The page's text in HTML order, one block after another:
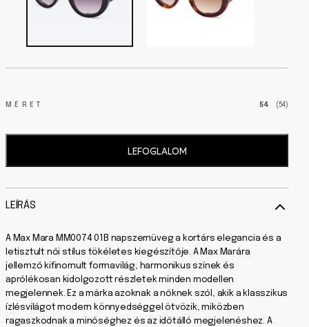
MÉRET 54 (54)
LEFOGLALOM
LEÍRÁS
A Max Mara MM0074 01B napszemüveg a kortárs elegancia és a
letisztult női stílus tökéletes kiegészítője. A Max Marára
jellemző kifinomult formavilág, harmonikus színek és
aprólékosan kidolgozott részletek minden modellen
megjelennek. Ez a márka azoknak a nőknek szól, akik a klasszikus
ízlésvilágot modern könnyedséggel ötvözik, miközben
ragaszkodnak a minőséghez és az időtálló megjelenéshez. A